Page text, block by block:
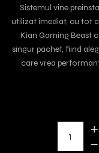
Sistemul vine
utilizat imediat, cu tot
Kian Gaming Beast
singur pachet, fiind
care vrea